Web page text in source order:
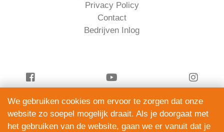
Privacy Policy
Contact
Bedrijven Inlog
Vandaag Juridisch is onderdeel van
ServiceRight B.V. | KVK 90914872
We gebruiken cookies om ervoor te zorgen dat onze
website zo soepel mogelijk draait. Als je doorgaat met
het gebruiken van de website, gaan we er vanuit dat je